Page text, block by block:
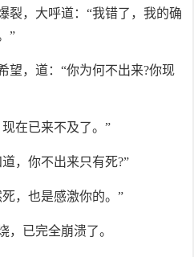
裂，大呼道：“我错了，我的确
”
望，道：“你为何不出来?你现
在已来不及了。”
，你不出来只有死?”
，也是感激你的。”
，已完全崩溃了。